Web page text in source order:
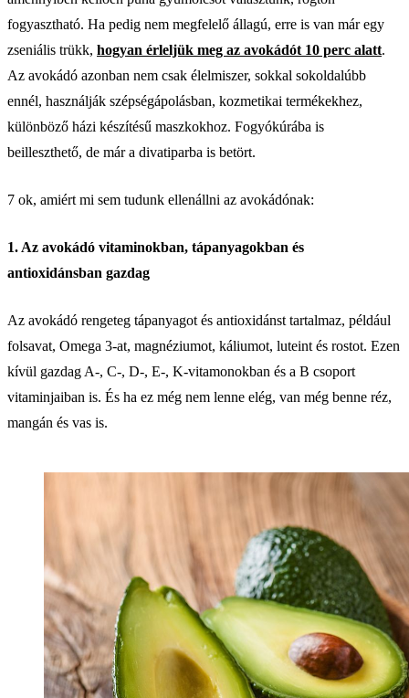
fogyasztható. Ha pedig nem megfelelő állagú, erre is van már egy
zseniális trükk, hogyan érleljük meg az avokádót 10 perc alatt.
Az avokádó azonban nem csak élelmiszer, sokkal sokoldalúbb
ennél, használják szépségápolásban, kozmetikai termékekhez,
különböző házi készítésű maszkokhoz. Fogyókúrába is
beilleszthető, de már a divatiparba is betört.
7 ok, amiért mi sem tudunk ellenállni az avokádónak:
1. Az avokádó vitaminokban, tápanyagokban és
antioxidánsban gazdag
Az avokádó rengeteg tápanyagot és antioxidánst tartalmaz, például
folsavat, Omega 3-at, magnéziumot, káliumot, luteint és rostot. Ezen
kívül gazdag A-, C-, D-, E-, K-vitamonokban és a B csoport
vitaminjaiban is. És ha ez még nem lenne elég, van még benne réz,
mangán és vas is.